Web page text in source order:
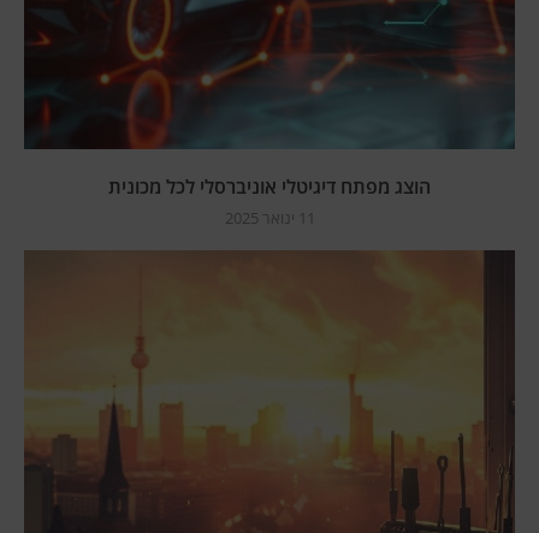
הוצג מפתח דיגיטלי אוניברסלי לכל מכונית
11 ינואר 2025